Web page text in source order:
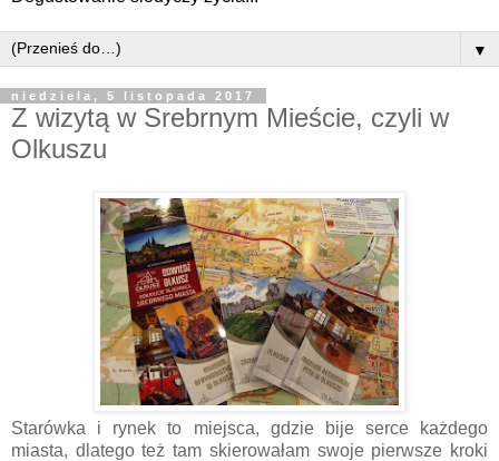
▼
niedziela, 5 listopada 2017
Z wizytą w Srebrnym Mieście, czyli w
Olkuszu
Starówka i rynek to miejsca, gdzie bije serce każdego
miasta, dlatego też tam skierowałam swoje pierwsze kroki